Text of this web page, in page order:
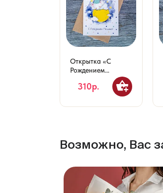
Открытка «С
Рождением
310р.
Возможно, Вас